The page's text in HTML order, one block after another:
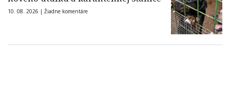
10. 08. 2026 | Žiadne komentáre